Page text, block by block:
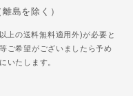
島を除く）
上の送料無料適用外)が必要と
ご希望がございましたら予め
いたします。